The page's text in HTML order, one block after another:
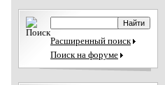
Расширенный поиск
Поиск на форуме